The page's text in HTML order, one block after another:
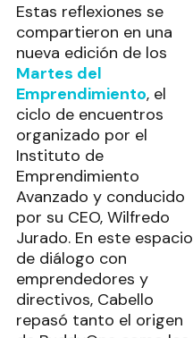
Estas reflexiones se
compartieron en una
nueva edición de los
Martes del
Emprendimiento, el
ciclo de encuentros
organizado por el
Instituto de
Emprendimiento
Avanzado y conducido
por su CEO, Wilfredo
Jurado. En este espacio
de diálogo con
emprendedores y
directivos, Cabello
repasó tanto el origen